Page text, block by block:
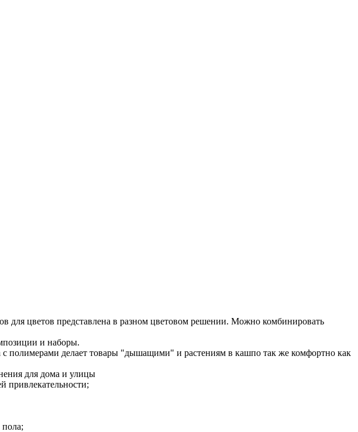
для цветов представлена в разном цветовом решении. Можно комбинировать
и наборы.
с полимерами делает товары "дышащими" и растениям в кашпо так же комфортно как
для дома и улицы
привлекательности;